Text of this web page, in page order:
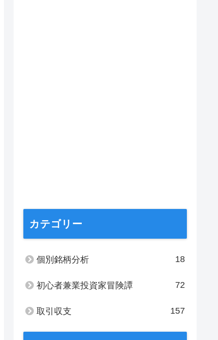
カテゴリー
個別銘柄分析 18
初心者兼業投資家冒険譚 72
取引収支 157